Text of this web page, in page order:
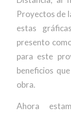
Proyectos de
estas
presento
para este
beneficios
obra.
Ahora